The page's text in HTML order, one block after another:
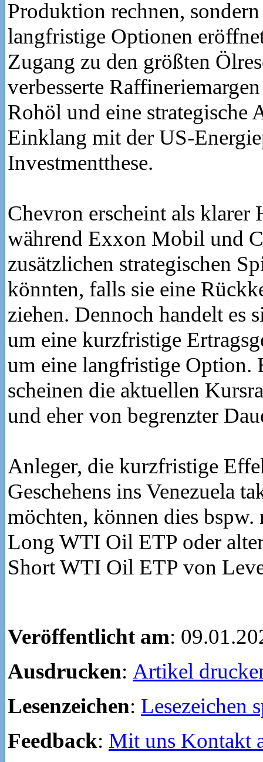
Produktion rechnen,
langfristige Optionen
Zugang zu den größten
verbesserte
Rohöl und eine strategische
Einklang mit der US-
Investmentthese.
Chevron erscheint als klarer
während Exxon Mobil und
zusätzlichen strategischen
könnten, falls sie eine
ziehen. Dennoch handelt es
um eine kurzfristige
um eine langfristige Option.
scheinen die aktuellen
und eher von begrenzter
Anleger, die kurzfristige
Geschehens ins Venezuela
möchten, können dies
Long WTI Oil ETP oder
Short WTI Oil ETP von
Veröffentlicht am:
Ausdrucken: Artikel
Lesenzeichen: Lesezeichen
Feedback: Mit uns Kontakt